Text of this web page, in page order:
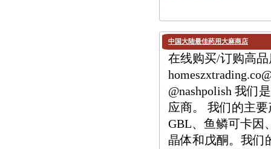
中国大陆最佳药用大麻商店
在线购买/订购高品
@nashpolish 我们
应商。 我们的主要
GBL、鱼鳞可卡因
晶体和戊酮。我们